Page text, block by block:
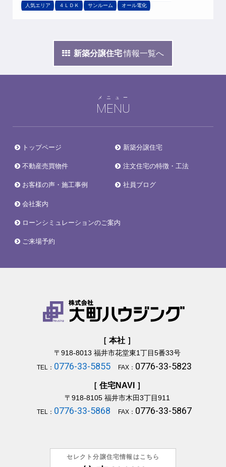
人気エリア
４ＬＤＫ サンルーム オール電化
新築分譲住宅情報一覧へ
MENU
メニュー
トップページ 新築分譲住宅
不動産売買物件 注文住宅の特徴・工法
お客様の声・施工事例 社員ブログ
会社案内
ローンシミュレーションのご案内
ご来場予約
［ 本社 ］
〒918-8013 福井市花堂東1丁目5番33号
TEL： 0776-33-5855 FAX： 0776-33-5823
［ 住宅NAVI ］
〒918-8105福井市木田3丁目911
TEL： 0776-33-5868 FAX： 0776-33-5867
セレクト分譲住宅情報はこちら